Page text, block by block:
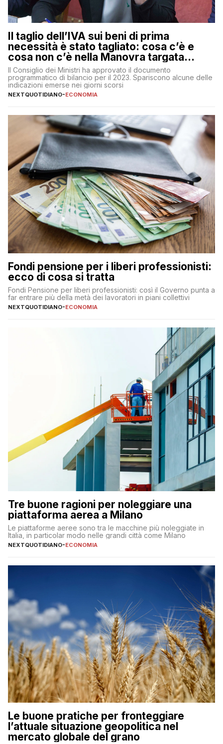
Il taglio dell’IVA sui beni di prima
necessità è stato tagliato: cosa c’è e
cosa non c’è nella Manovra targata
Meloni
Il Consiglio dei Ministri ha approvato il documento
programmatico di bilancio per il 2023. Spariscono alcune delle
indicazioni emerse nei giorni scorsi
NEXTQUOTIDIANO-ECONOMIA
Fondi pensione per i liberi professionisti:
ecco di cosa si tratta
Fondi Pensione per liberi professionisti: così il Governo punta a
far entrare più della metà dei lavoratori in piani collettivi
NEXTQUOTIDIANO-ECONOMIA
Tre buone ragioni per noleggiare una
piattaforma aerea a Milano
Le piattaforme aeree sono tra le macchine più noleggiate in
Italia, in particolar modo nelle grandi città come Milano
NEXTQUOTIDIANO-ECONOMIA
Le buone pratiche per fronteggiare
l’attuale situazione geopolitica nel
mercato globale del grano